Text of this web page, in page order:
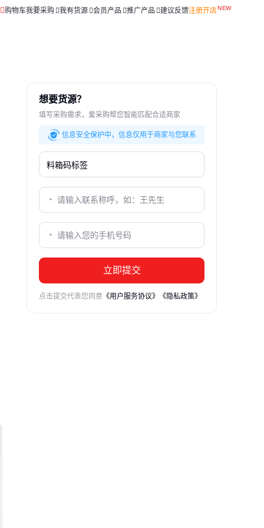
购物车我要采购 我有货源 会员产品 推广产品 建议反馈注册开店
想要货源？
填写采购需求，爱采购帮您智能匹配合适商家
信息安全保护中，信息仅用于商家与您联系
立即提交
点击提交代表您同意 《用户服务协议》 《隐私政策》